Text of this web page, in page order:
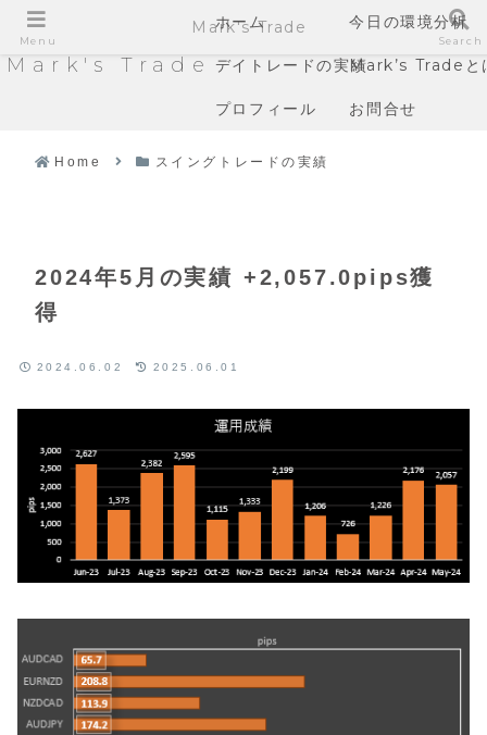
Mark's Trade
ホーム 今日の環境分析
デイトレードの実績Mark’s Tradeと
プロフィール お問合せ
Home スイングトレードの実績
2024年5月の実績 +2,057.0pips獲
得
2024.06.02 2025.06.01
Menu
Mark's Trade
Search